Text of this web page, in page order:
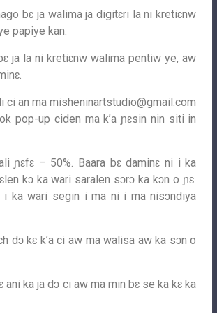
bɛ ja walima ja digitɛri la ni kretiɛnw
papiye kan.
ja la ni kretiɛnw walima pentiw ye, aw
ci an mamisheninartstudio@gmail.com
pop-up ciden ma k’a ɲɛsin nin siti in
ɲɛfɛ – 50%. Baara bɛ daminɛ ni i ka
kɔ ka wari saralen sɔrɔ ka kɔn o ɲɛ.
i ka wari segin i ma ni i ma nisɔndiya
dɔ kɛ k’a ci aw ma walisa aw ka sɔn o
ani ka ja dɔ ci aw ma min bɛ se ka kɛ ka